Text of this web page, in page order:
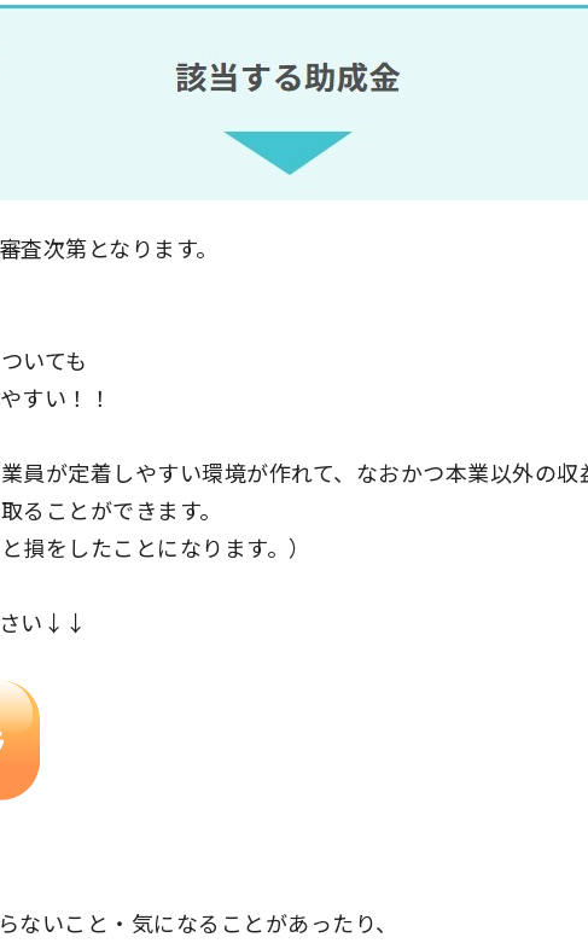
次第となります。
いても
すい！！
員が定着しやすい環境が作れて、なおかつ本業以外の収
ることができます。
損をしたことになります。）
さい↓↓
ないこと・気になることがあったり、